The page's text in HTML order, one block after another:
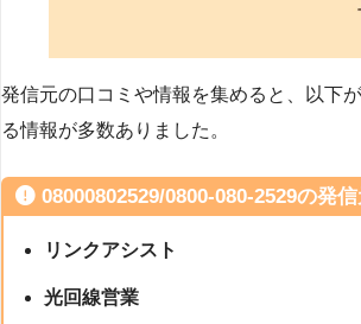
発信元の口コミや情報を集めると、以下
る情報が多数ありました。
08000802529/0800-080-2529の発
リンクアシスト
光回線営業